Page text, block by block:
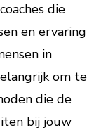
die
en ervaring
in
om te
die de
bij jouw